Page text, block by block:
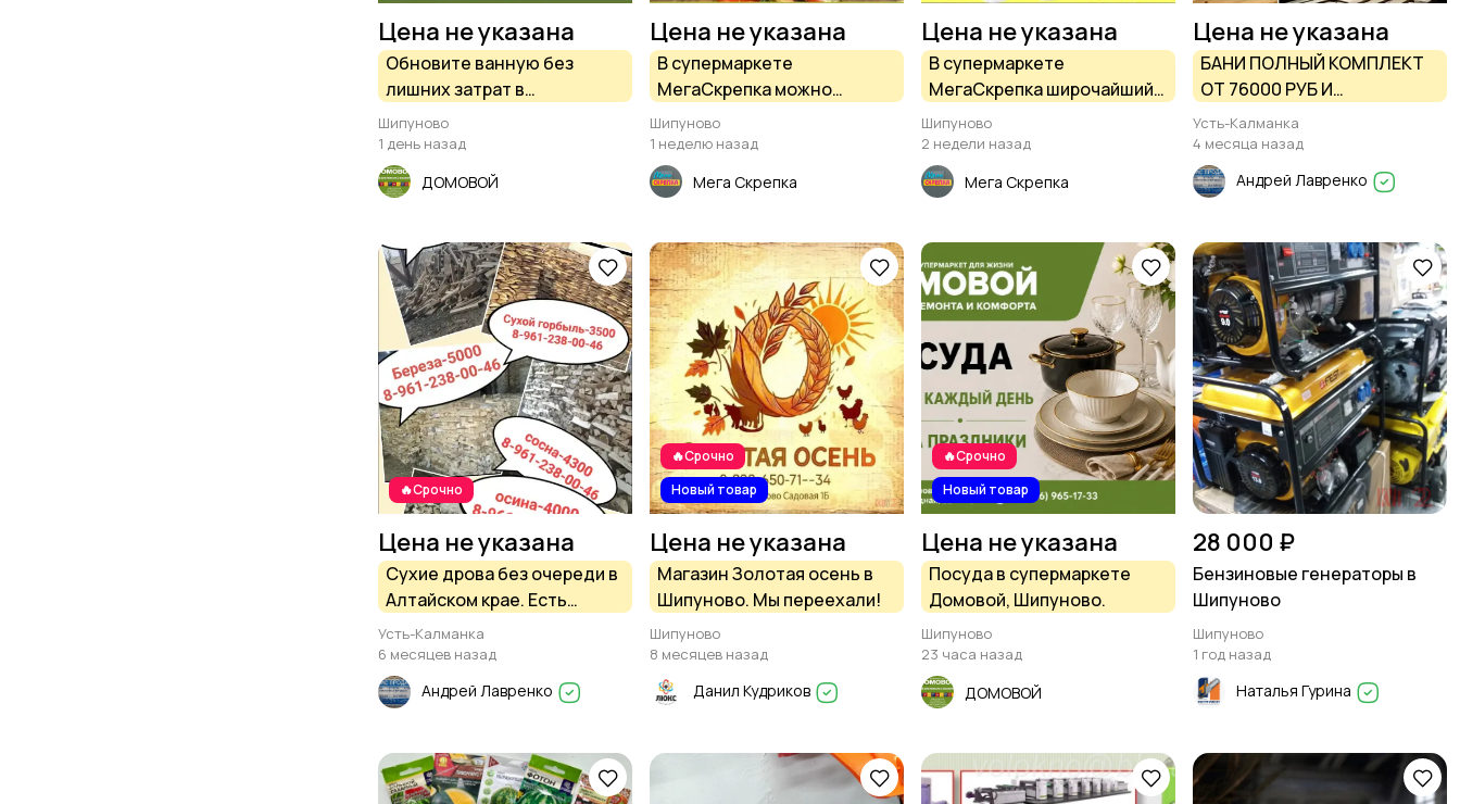
Цена не указана
Обновите ванную без
лишних затрат в
супермаркете Домовой
Шипуново
Шипуново
1 день назад
ДОМОВОЙ
Цена не указана
В супермаркете
МегаСкрепка можно
приобрести всё для
консервирования
заготовок на зиму
Шипуново
1 неделю назад
Мега Скрепка
Цена не указана
В супермаркете
МегаСкрепка широчайший
ассортимент контейнеров
и одноразовой посуды
Шипуново
2 недели назад
Мега Скрепка
Цена не указана
БАНИ ПОЛНЫЙ КОМПЛЕКТ
ОТ 76000 РУБ И
ПИЛОМАТЕРИАЛ ОТ 6500
РУБ
Усть-Калманка
4 месяца назад
Андрей Лавренко
🔥Срочно
Цена не указана
Сухие дрова без очереди в
Алтайском крае. Есть
доставка.
Усть-Калманка
6 месяцев назад
Андрей Лавренко
🔥Срочно
Новый товар
Цена не указана
Магазин Золотая осень в
Шипуново. Мы переехали!
Шипуново
8 месяцев назад
Данил Кудриков
🔥Срочно
Новый товар
Цена не указана
Посуда в супермаркете
Домовой, Шипуново.
Шипуново
23 часа назад
ДОМОВОЙ
28 000 ₽
Бензиновые генераторы в
Шипуново
Шипуново
1 год назад
Наталья Гурина